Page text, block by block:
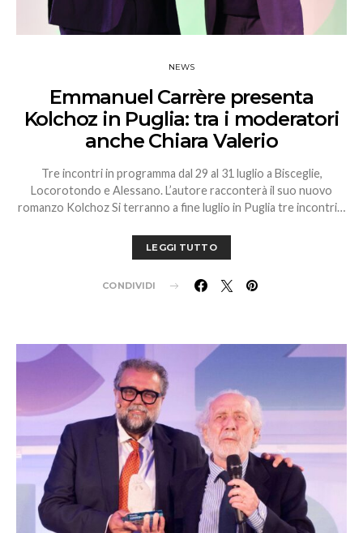
NEWS
Emmanuel Carrère presenta
Kolchoz in Puglia: tra i moderatori
anche Chiara Valerio
Tre incontri in programma dal 29 al 31 luglio a Bisceglie,
Locorotondo e Alessano. L’autore racconterà il suo nuovo
romanzo Kolchoz Si terranno a fine luglio in Puglia tre incontri…
LEGGI TUTTO
CONDIVIDI